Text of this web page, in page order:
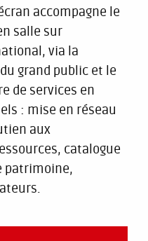
accompagne le
salle sur
via la
grand public et le
de services en
: mise en réseau
aux
catalogue
patrimoine,